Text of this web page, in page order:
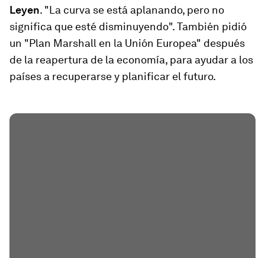
Leyen. "La curva se está aplanando, pero no
significa que esté disminuyendo". También pidió
un "Plan Marshall en la Unión Europea" después
de la reapertura de la economía, para ayudar a los
países a recuperarse y planificar el futuro.